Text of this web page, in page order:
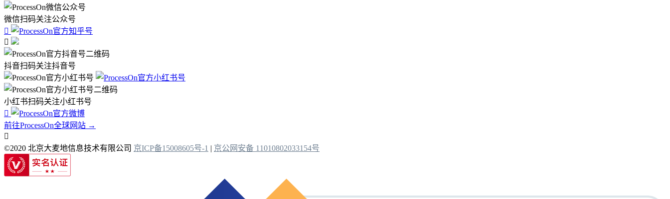
微信扫码关注公众号


抖音扫码关注抖音号
小红书扫码关注小红书号

前往ProcessOn全球网站 →

©2020 北京大麦地信息技术有限公司 京ICP备15008605号-1 | 京公网安备 11010802033154号